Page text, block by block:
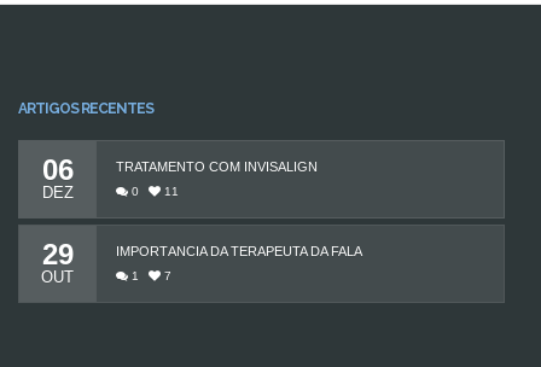
ARTIGOS RECENTES
06
DEZ
TRATAMENTO COM INVISALIGN
0 11
29
OUT
IMPORTÂNCIA DA TERAPEUTA DA FALA
1 7